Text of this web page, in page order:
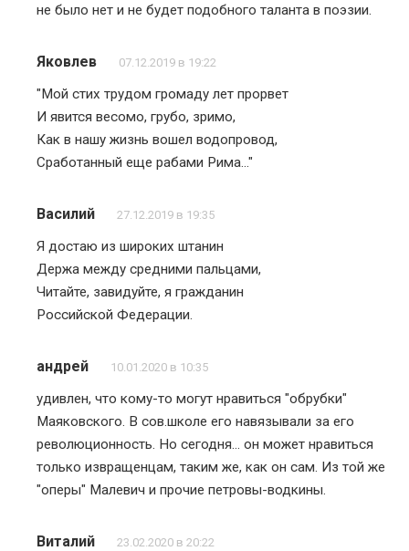
не было нет и не будет подобного таланта в поэзии.
Яковлев 07.12.2019 в 19:22
"Мой стих трудом громаду лет прорвет
И явится весомо, грубо, зримо,
Как в нашу жизнь вошел водопровод,
Сработанный еще рабами Рима…"
Василий 27.12.2019 в 19:35
Я достаю из широких штанин
Держа между средними пальцами,
Читайте, завидуйте, я гражданин
Российской Федерации.
андрей 10.01.2020 в 10:35
удивлен, что кому-то могут нравиться "обрубки"
Маяковского. В сов.школе его навязывали за его
революционность. Но сегодня… он может нравиться
только извращенцам, таким же, как он сам. Из той же
"оперы" Малевич и прочие петровы-водкины.
Виталий 23.02.2020 в 20:22